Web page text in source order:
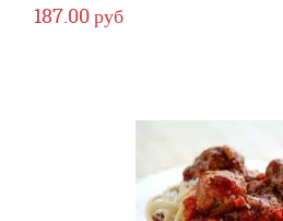
187.00 руб